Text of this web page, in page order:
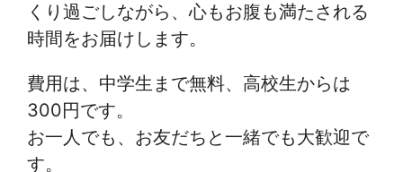
くり過ごしながら、心もお腹も満たされる
時間をお届けします。
費用は、中学生まで無料、高校生からは
300円です。
お一人でも、お友だちと一緒でも大歓迎で
す。